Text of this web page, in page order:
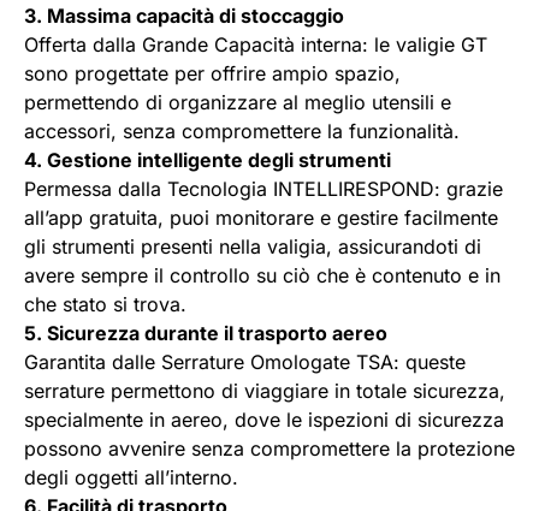
3. Massima capacità di stoccaggio
Offerta dalla Grande Capacità interna: le valigie GT
sono progettate per offrire ampio spazio,
permettendo di organizzare al meglio utensili e
accessori, senza compromettere la funzionalità.
4. Gestione intelligente degli strumenti
Permessa dalla Tecnologia INTELLIRESPOND: grazie
all’app gratuita, puoi monitorare e gestire facilmente
gli strumenti presenti nella valigia, assicurandoti di
avere sempre il controllo su ciò che è contenuto e in
che stato si trova.
5. Sicurezza durante il trasporto aereo
Garantita dalle Serrature Omologate TSA: queste
serrature permettono di viaggiare in totale sicurezza,
specialmente in aereo, dove le ispezioni di sicurezza
possono avvenire senza compromettere la protezione
degli oggetti all’interno.
6. Facilità di trasporto